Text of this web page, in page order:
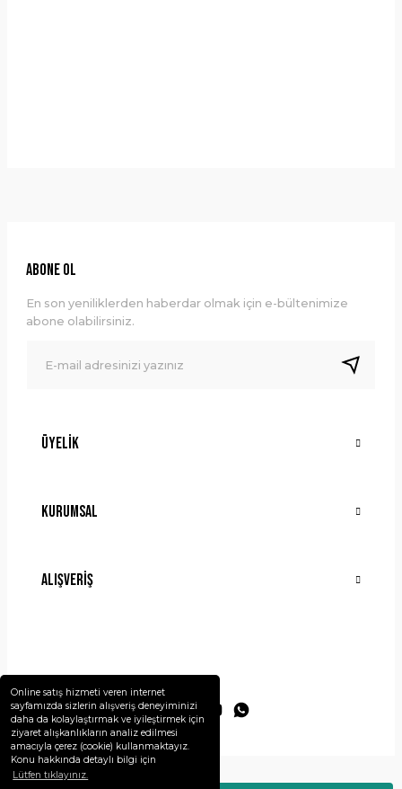
Online satış hizmeti veren internet
sayfamızda sizlerin alışveriş deneyiminizi
daha da kolaylaştırmak ve iyileştirmek için
ziyaret alışkanlıkların analiz edilmesi
amacıyla çerez (cookie) kullanmaktayız.
Konu hakkında detaylı bilgi için
Lütfen tıklayınız.
Ürün resmi kalitesiz, bozuk veya görüntülenemiyor.
Ürün bilgilerinde hatalar bulunuyor.
Bu ürüne benzer farklı alternatifler olmalı.
Üyelik
Kurumsal
Alışveriş
ABONE OL
En son yeniliklerden haberdar olmak için e-bültenimize
abone olabilirsiniz.